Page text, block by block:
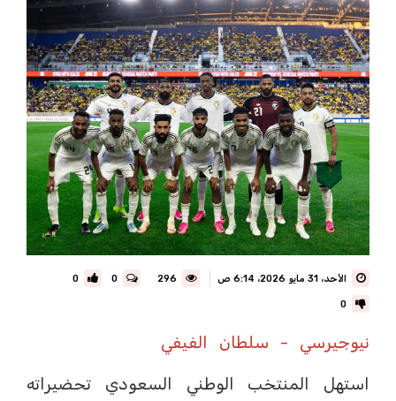
الأحد، 31 مايو 2026، 6:14 ص 0
0
0
نيوجيرسي - سلطان الفيفي
استهل المنتخب الوطني السعودي تحضيراته